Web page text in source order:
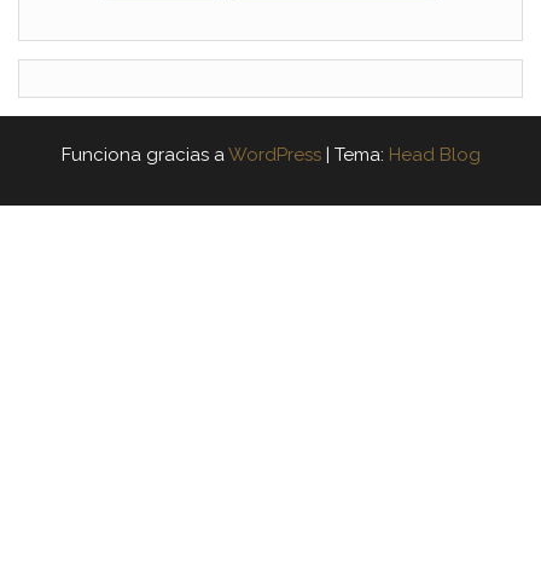
Funciona gracias aWordPress | Tema: Head Blog